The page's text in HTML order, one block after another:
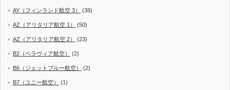
AY（フィンランド航空 3） (38)
AZ（アリタリア航空 1） (50)
AZ（アリタリア航空 2） (23)
B2（ベラヴィア航空） (2)
B6（ジェットブルー航空） (2)
B7（ユニー航空） (1)